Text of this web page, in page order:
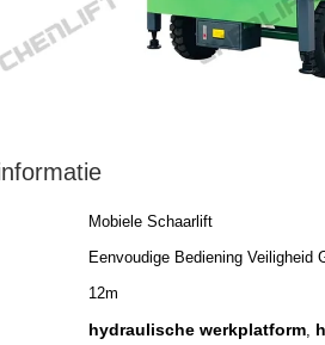
Mobiele Schaarlift
Eenvoudige Bediening Veiligheid
12m
hydraulische werkplatform,